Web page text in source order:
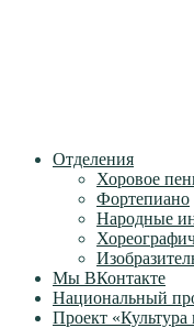
Отделения
Хоровое
Фортепиано
Народные
Мы ВКонтакте
Национальный
Проект